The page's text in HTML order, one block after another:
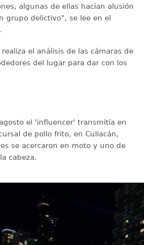
algunas de ellas hacían alusión
grupo delictivo", se lee en el
el análisis de las cámaras de
del lugar para dar con los
el 'influencer' transmitía en
de pollo frito, en Culiacán,
se acercaron en moto y uno de
cabeza.